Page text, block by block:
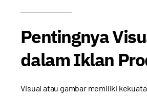
Pentingnya
dalam Iklan
Visual atau gambar memiliki